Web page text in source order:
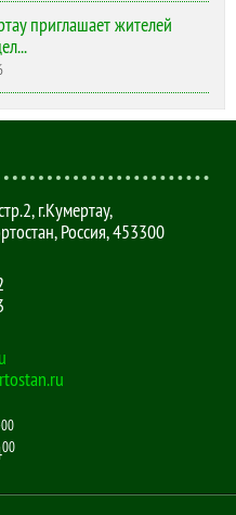
приглашает жителей
,г.Кумертау,
Россия,453300
00
00